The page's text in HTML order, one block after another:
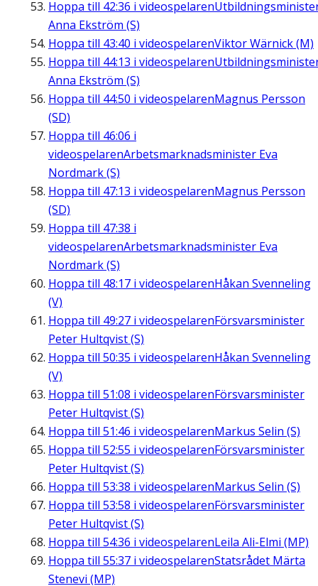
Hoppa till 42:36 i videospelaren
Anna Ekström (S)
Hoppa till 43:40 i videospelarenViktor Wärnick (M)
Hoppa till 44:13 i videospelaren
Anna Ekström (S)
Hoppa till 44:50 i videospelarenMagnus Persson
(SD)
Hoppa till 46:06 i
videospelarenArbetsmarknadsminister Eva
Nordmark (S)
Hoppa till 47:13 i videospelarenMagnus Persson
(SD)
Hoppa till 47:38 i
videospelarenArbetsmarknadsminister Eva
Nordmark (S)
Hoppa till 48:17 i videospelarenHåkan Svenneling
(V)
Hoppa till 49:27 i videospelarenFörsvarsminister
Peter Hultqvist (S)
Hoppa till 50:35 i videospelarenHåkan Svenneling
(V)
Hoppa till 51:08 i videospelarenFörsvarsminister
Peter Hultqvist (S)
Hoppa till 51:46 i videospelarenMarkus Selin (S)
Hoppa till 52:55 i videospelarenFörsvarsminister
Peter Hultqvist (S)
Hoppa till 53:38 i videospelarenMarkus Selin (S)
Hoppa till 53:58 i videospelarenFörsvarsminister
Peter Hultqvist (S)
Hoppa till 54:36 i videospelarenLeila Ali-Elmi (MP)
Hoppa till 55:37 i videospelarenStatsrådet Märta
Stenevi (MP)